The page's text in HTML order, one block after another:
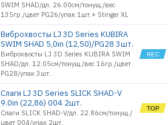
SWIM SHAD/дл. 26.00см/тонущ./вес
135гр./цвет PG26/упак 1шт.+ Stinger XL
Виброхвосты LJ 3D Series KUBIRA
SWIM SHAD 5,0in (12,50)/PG28 3шт.
Виброхвосты LJ 3D Series KUBIRA SWIM
SHAD/дл. 12.05см/тонущ./вес 16гр./цвет
PG28/упак 3шт.
Слаги LJ 3D Series SLICK SHAD-V
9.0in (22,86) 004 2шт.
Слаги SLICK SHAD-V/дл. 22.86см/тонущ./
цвет 004/упак 2шт.